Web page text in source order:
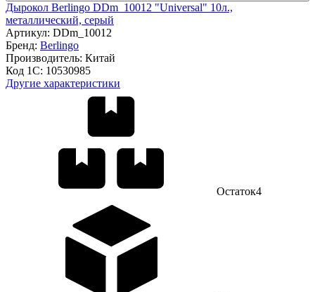
Дырокол Berlingo DDm_10012 "Universal" 10л.,
металлический, серый
Артикул: DDm_10012
Бренд: Berlingo
Производитель: Китай
Код 1С: 10530985
Другие характеристики
Остаток4